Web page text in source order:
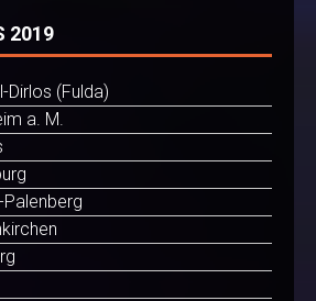
2019
Dirlos (Fulda)
a. M.